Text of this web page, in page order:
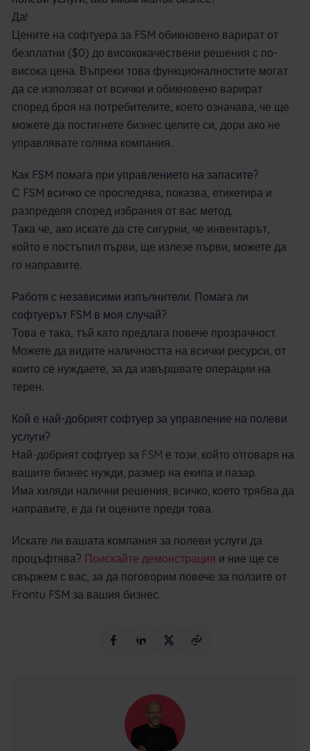
Да!
Цените на софтуера за FSM обикновено варират от
безплатни ($0) до висококачествени решения с по-
висока цена. Въпреки това функционалностите могат
да се използват от всички и обикновено варират
според броя на потребителите, което означава, че ще
можете да постигнете бизнес целите си, дори ако не
управлявате голяма компания.
Как FSM помага при управлението на запасите?
С FSM всичко се проследява, показва, етикетира и
разпределя според избрания от вас метод.
Така че, ако искате да сте сигурни, че инвентарът,
който е постъпил първи, ще излезе първи, можете да
го направите.
Работя с независими изпълнители. Помага ли
софтуерът FSM в моя случай?
Това е така, тъй като предлага повече прозрачност.
Можете да видите наличността на всички ресурси, от
които се нуждаете, за да извършвате операции на
терен.
Кой е най-добрият софтуер за управление на полеви
услуги?
Най-добрият софтуер за FSM е този, който отговаря на
вашите бизнес нужди, размер на екипа и пазар.
Има хиляди налични решения, всичко, което трябва да
направите, е да ги оцените преди това.
Искате ли вашата компания за полеви услуги да
процъфтява? Поискайте демонстрация и ние ще се
свържем с вас, за да поговорим повече за ползите от
Frontu FSM за вашия бизнес.